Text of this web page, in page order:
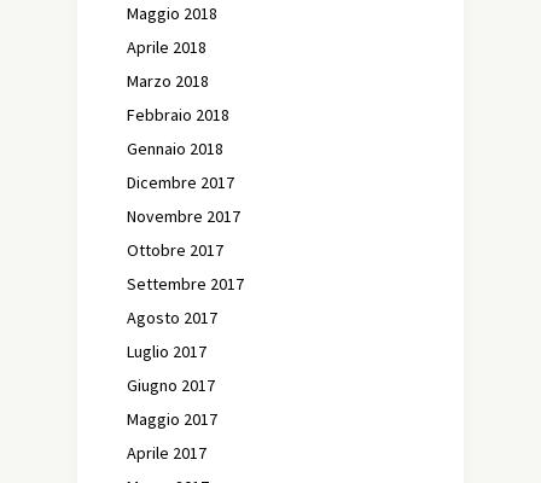
Maggio 2018
Aprile 2018
Marzo 2018
Febbraio 2018
Gennaio 2018
Dicembre 2017
Novembre 2017
Ottobre 2017
Settembre 2017
Agosto 2017
Luglio 2017
Giugno 2017
Maggio 2017
Aprile 2017